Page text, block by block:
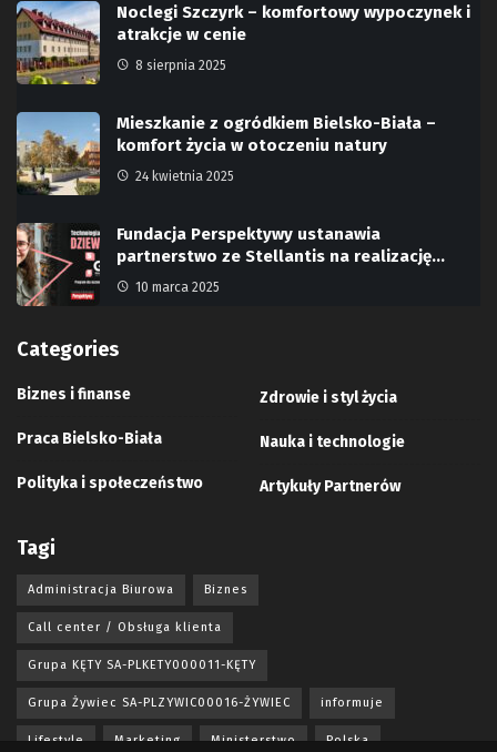
Noclegi Szczyrk – komfortowy wypoczynek i
atrakcje w cenie
8 sierpnia 2025
Mieszkanie z ogródkiem Bielsko-Biała –
komfort życia w otoczeniu natury
24 kwietnia 2025
Fundacja Perspektywy ustanawia
partnerstwo ze Stellantis na realizację…
10 marca 2025
Categories
Biznes i finanse
Praca Bielsko-Biała
Polityka i społeczeństwo
Zdrowie i styl życia
Nauka i technologie
Artykuły Partnerów
Tagi
Administracja Biurowa Biznes
Call center / Obsługa klienta
Grupa KĘTY SA-PLKETY000011-KĘTY
Grupa Żywiec SA-PLZYWIC00016-ŻYWIEC informuje
Lifestyle Marketing Ministerstwo Polska